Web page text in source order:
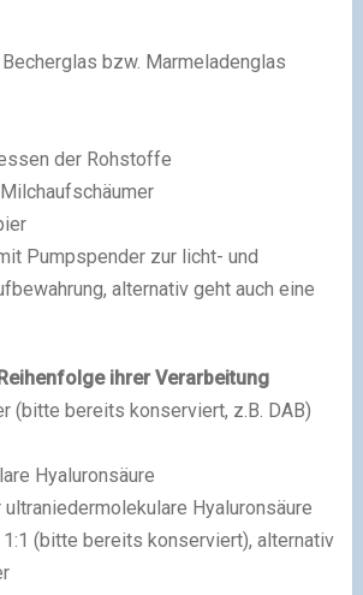
bzw. Marmeladenglas
der Rohstoffe
Pumpspender zur licht- und
alternativ geht auch eine
ihrer Verarbeitung
(bitte bereits konserviert, z.B. DAB)
Hyaluronsäure
Hyaluronsäure
(bitte bereits konserviert), alternativ